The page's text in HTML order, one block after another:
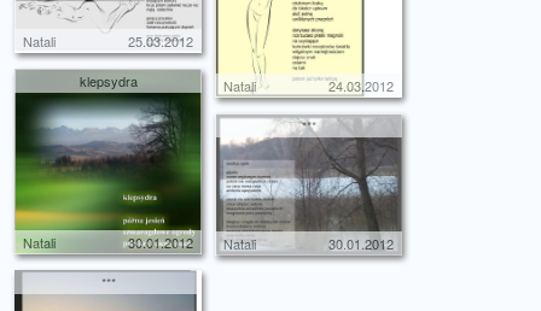
Natali 25.03.2012
Natali 24.03.2012
klepsydra
Natali 30.01.2012
***
Natali
30.01.2012
***